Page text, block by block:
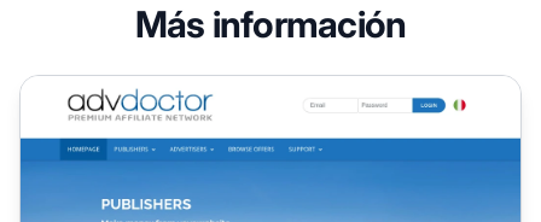
Más información
Programa de Afiliados Advdoctor